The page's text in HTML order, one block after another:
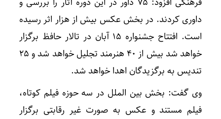
داوری کردند. در بخش عکس بیش از هزار اثر رسیده
است. افتتاح جشنواره ١۵ آبان در تالار حافظ برگزار
خواهد شد بیش از ۴٠ هنرمند تجلیل خواهد شد و ٢۵
تندیس به برگزیدگان اهدا خواهد شد.
وی گفت: بخش بین الملل در سه حوزه فیلم کوتاه،
فیلم مستند و عکس به صورت غیر رقابتی برگزار